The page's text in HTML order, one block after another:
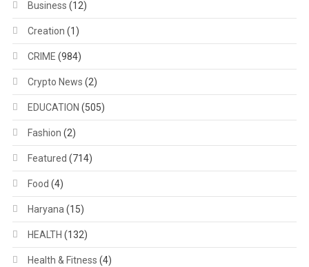
Business (12)
Creation (1)
CRIME (984)
Crypto News (2)
EDUCATION (505)
Fashion (2)
Featured (714)
Food (4)
Haryana(15)
HEALTH (132)
Health & Fitness (4)